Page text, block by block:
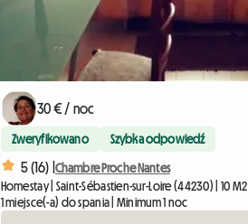
30 € / noc
Zweryfikowano Szybka odpowiedź
5 (16) | Chambre Proche Nantes
Homestay | Saint-Sébastien-sur-Loire (44230) | 10 M2
1 miejsce(-a) do spania | Minimum 1 noc